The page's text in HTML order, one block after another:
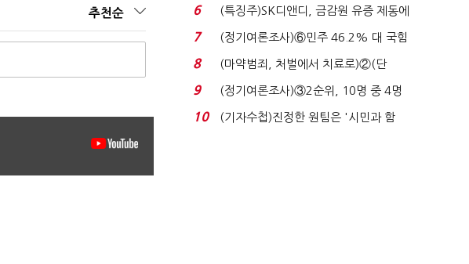
추천순
원 '양강'…서미...
6
(특징주)SK디앤디, 금감원 유증 제동에
장 초반 상한가...
7
(정기여론조사)⑥민주 46.2% 대 국힘
31.0%…오차범위 밖 ...
8
(마약범죄, 처벌에서 치료로)②(단
독)"마약은 전염병…여성...
9
(정기여론조사)③2순위, 10명 중 4명
'송영길'…정청래 '한 ...
10
(기자수첩)진정한 원팀은 '시민과 함